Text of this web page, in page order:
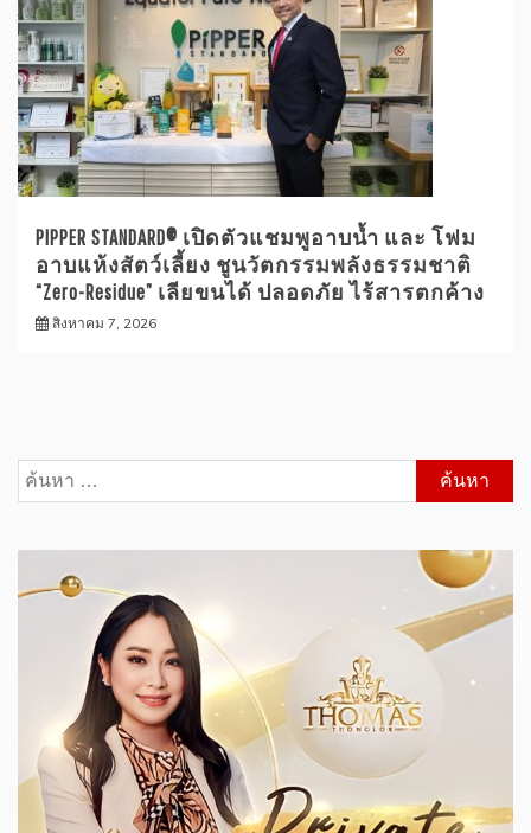
PIPPER STANDARD® เปิดตัวแชมพูอาบน้ำ และ โฟม
อาบแห้งสัตว์เลี้ยง ชูนวัตกรรมพลังธรรมชาติ
“Zero-Residue” เลียขนได้ ปลอดภัย ไร้สารตกค้าง
สิงหาคม 7, 2026
ค้นหา
สำหรับ: